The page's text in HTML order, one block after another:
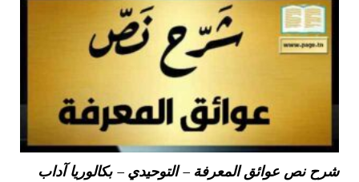
شرح نص عوائق المعرفة – التوحيدي – بكالوريا آداب